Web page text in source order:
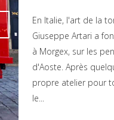
Attiva comando
En Italie, l'art de la
Giuseppe Artari a
à Morgex, sur les
d'Aoste. Après
propre atelier pour
le...